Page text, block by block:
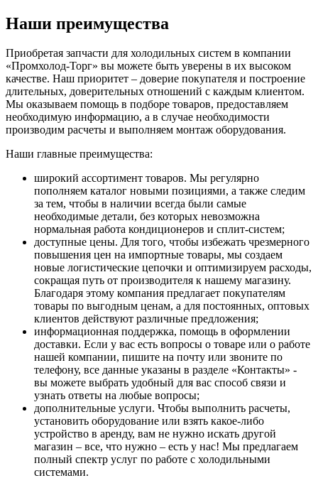
Наши преимущества
Приобретая запчасти для холодильных систем в компании
«Промхолод-Торг» вы можете быть уверены в их высоком
качестве. Наш приоритет – доверие покупателя и построение
длительных, доверительных отношений с каждым клиентом.
Мы оказываем помощь в подборе товаров, предоставляем
необходимую информацию, а в случае необходимости
производим расчеты и выполняем монтаж оборудования.
Наши главные преимущества:
широкий ассортимент товаров. Мы регулярно
пополняем каталог новыми позициями, а также следим
за тем, чтобы в наличии всегда были самые
необходимые детали, без которых невозможна
нормальная работа кондиционеров и сплит-систем;
доступные цены. Для того, чтобы избежать чрезмерного
повышения цен на импортные товары, мы создаем
новые логистические цепочки и оптимизируем расходы,
сокращая путь от производителя к нашему магазину.
Благодаря этому компания предлагает покупателям
товары по выгодным ценам, а для постоянных, оптовых
клиентов действуют различные предложения;
информационная поддержка, помощь в оформлении
доставки. Если у вас есть вопросы о товаре или о работе
нашей компании, пишите на почту или звоните по
телефону, все данные указаны в разделе «Контакты» -
вы можете выбрать удобный для вас способ связи и
узнать ответы на любые вопросы;
дополнительные услуги. Чтобы выполнить расчеты,
установить оборудование или взять какое-либо
устройство в аренду, вам не нужно искать другой
магазин – все, что нужно – есть у нас! Мы предлагаем
полный спектр услуг по работе с холодильными
системами.